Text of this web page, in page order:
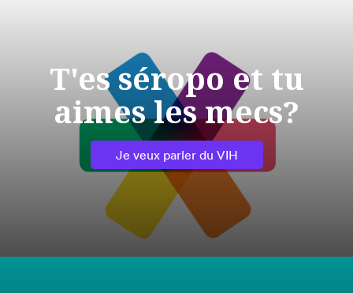
T'es séropo et tu
aimes les mecs?
Je veux parler du VIH